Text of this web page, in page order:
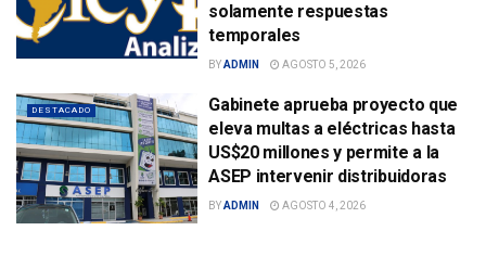
solamente respuestas
temporales
BYADMIN AGOSTO 5, 2026
DESTACADO
Gabinete aprueba proyecto que
eleva multas a eléctricas hasta
US$20 millones y permite a la
ASEP intervenir distribuidoras
BYADMIN AGOSTO 4, 2026